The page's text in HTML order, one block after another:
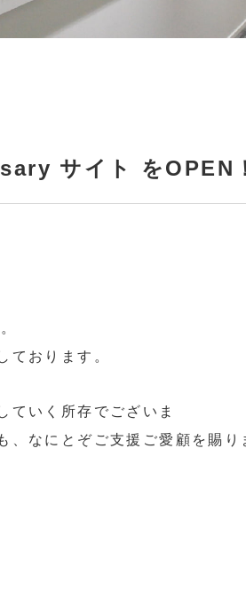
サイト をOPEN
ております。
ていく所存でございま
を賜りますよう